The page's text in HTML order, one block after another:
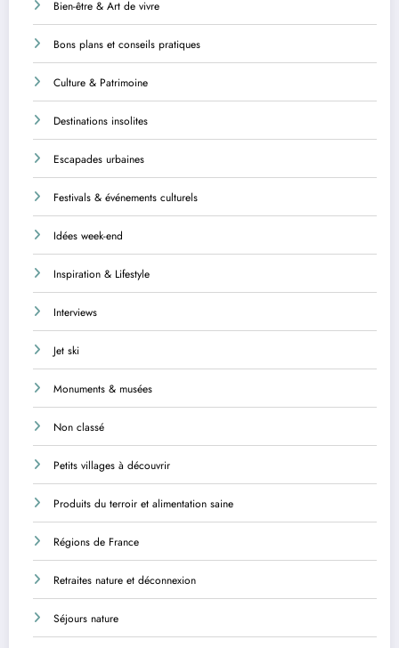
Bien-être & Art de vivre
Bons plans et conseils pratiques
Culture & Patrimoine
Destinations insolites
Escapades urbaines
Festivals & événements culturels
Idées week-end
Inspiration & Lifestyle
Interviews
Jet ski
Monuments & musées
Non classé
Petits villages à découvrir
Produits du terroir et alimentation saine
Régions de France
Retraites nature et déconnexion
Séjours nature